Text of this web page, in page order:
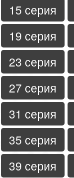
15 серия
19 серия
23 серия
27 серия
31 серия
35 серия
39 серия